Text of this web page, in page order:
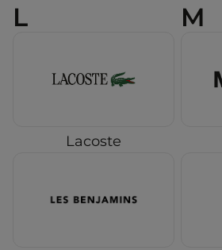
L
Lacoste
M